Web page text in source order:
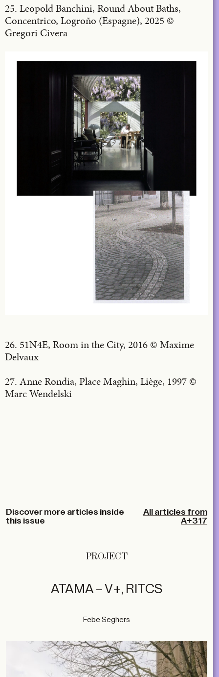
25. Leopold Banchini, Round About Baths,
Concentrico, Logroño (Espagne), 2025 ©
Gregori Civera
26. 51N4E, Room in the City, 2016 © Maxime
Delvaux
27. Anne Rondia, Place Maghin, Liège, 1997 ©
Marc Wendelski
Discover more articles inside
this issue
All articles from
A+317
PROJECT
ATAMA – V+, RITCS
Febe Seghers